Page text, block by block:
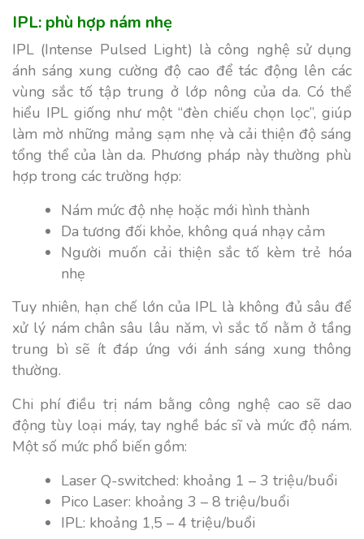
IPL: phù hợp nám nhẹ
IPL (Intense Pulsed Light) là công nghệ sử dụng
ánh sáng xung cường độ cao để tác động lên các
vùng sắc tố tập trung ở lớp nông của da. Có thể
hiểu IPL giống như một “đèn chiếu chọn lọc”, giúp
làm mờ những mảng sạm nhẹ và cải thiện độ sáng
tổng thể của làn da. Phương pháp này thường phù
hợp trong các trường hợp:
Nám mức độ nhẹ hoặc mới hình thành
Da tương đối khỏe, không quá nhạy cảm
Người muốn cải thiện sắc tố kèm trẻ hóa
nhẹ
Tuy nhiên, hạn chế lớn của IPL là không đủ sâu để
xử lý nám chân sâu lâu năm, vì sắc tố nằm ở tầng
trung bì sẽ ít đáp ứng với ánh sáng xung thông
thường.
Chi phí điều trị nám bằng công nghệ cao sẽ dao
động tùy loại máy, tay nghề bác sĩ và mức độ nám.
Một số mức phổ biến gồm:
Laser Q-switched: khoảng 1 – 3 triệu/buổi
Pico Laser: khoảng 3 – 8 triệu/buổi
IPL: khoảng 1,5 – 4 triệu/buổi